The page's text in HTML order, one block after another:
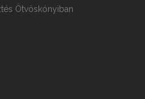
Ötvöskónyiban